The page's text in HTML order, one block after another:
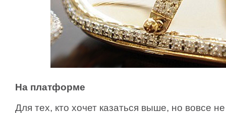
На платформе
Для тех, кто хочет казаться выше, но вовсе